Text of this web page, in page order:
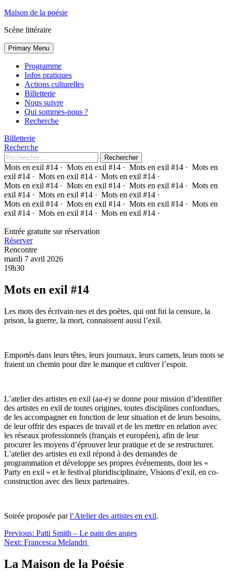
Skip
content
Maison de la poésie
Scène littéraire
Primary Menu
Programme
Infos pratiques
Actions culturelles
Billetterie
Nous suivre
Qui sommes-nous ?
Recherche
Billetterie
Recherche
Rechercher :
Mots en exil #14 · Mots en exil #14 · Mots en exil #14 · Mots en
exil #14 · Mots en exil #14 · Mots en exil #14 ·
Mots en exil #14 · Mots en exil #14 · Mots en exil #14 · Mots en
exil #14 · Mots en exil #14 · Mots en exil #14 ·
Mots en exil #14 · Mots en exil #14 · Mots en exil #14 · Mots en
exil #14 · Mots en exil #14 · Mots en exil #14 ·
Entrée gratuite sur réservation
Réserver
Rencontre
mardi 7 avril 2026
19h30
Mots en exil #14
Les mots des écrivain·nes et des poètes, qui ont fui la censure, la
prison, la guerre, la mort, connaissent aussi l’exil.
Emportés dans leurs têtes, leurs journaux, leurs carnets, leurs mots se
fraient un chemin pour dire le manque et cultiver l’espoir.
L’atelier des artistes en exil (aa-e) se donne pour mission d’identifier
des artistes en exil de toutes origines, toutes disciplines confondues,
de les accompagner en fonction de leur situation et de leurs besoins,
de leur offrir des espaces de travail et de les mettre en relation avec
les réseaux professionnels (français et européen), afin de leur
procurer les moyens d’éprouver leur pratique et de se restructurer.
L’atelier des artistes en exil répond à des demandes de
programmation et développe ses propres événements, dont les «
Party en exil » et le festival pluridisciplinaire, Visions d’exil, en co-
construction avec des lieux partenaires.
Soirée proposée parl‘Atelier des artistes en exil.
Navigation
de
l’article
Previous: Patti Smith – Le pain des anges
Next: Francesca Melandri
La Maison de la Poésie